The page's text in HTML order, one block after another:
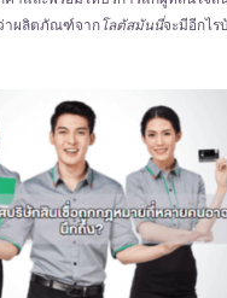
าผลิตภัณฑ์จากโลตัสมันนี่จะมีอีกไร